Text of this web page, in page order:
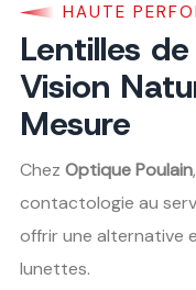
HAUTE
Lentilles
Vision
Mesure
Chez Optique Poulain
contactologie au
offrir une alternative
lunettes.